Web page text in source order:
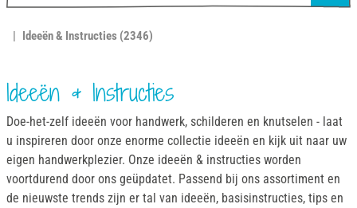
Ideeën & Instructies (2346)
Ideeën & Instructies
Doe-het-zelf ideeën voor handwerk, schilderen en knutselen - laat
u inspireren door onze enorme collectie ideeën en kijk uit naar uw
eigen handwerkplezier. Onze ideeën & instructies worden
voortdurend door ons geüpdatet. Passend bij ons assortiment en
de nieuwste trends zijn er tal van ideeën, basisinstructies, tips en